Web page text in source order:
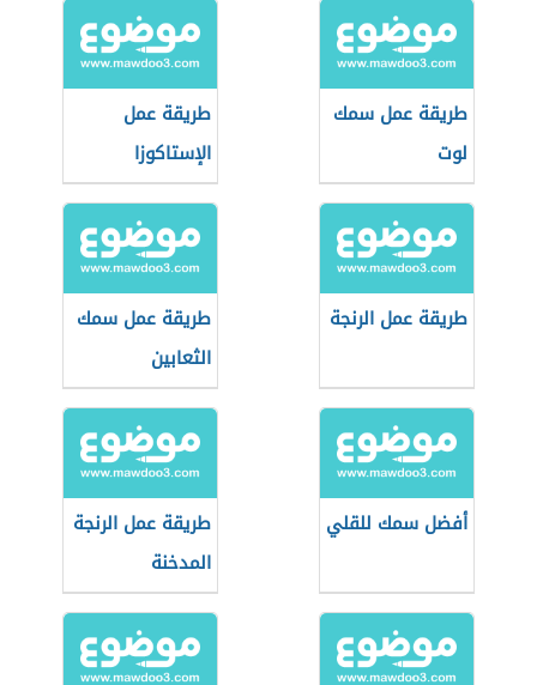
طريقة عمل سمك
لوت
طريقة عمل
الإستاكوزا
طريقة عمل الرنجة
طريقة عمل سمك
الثعابين
أفضل سمك للقلي
طريقة عمل الرنجة
المدخنة